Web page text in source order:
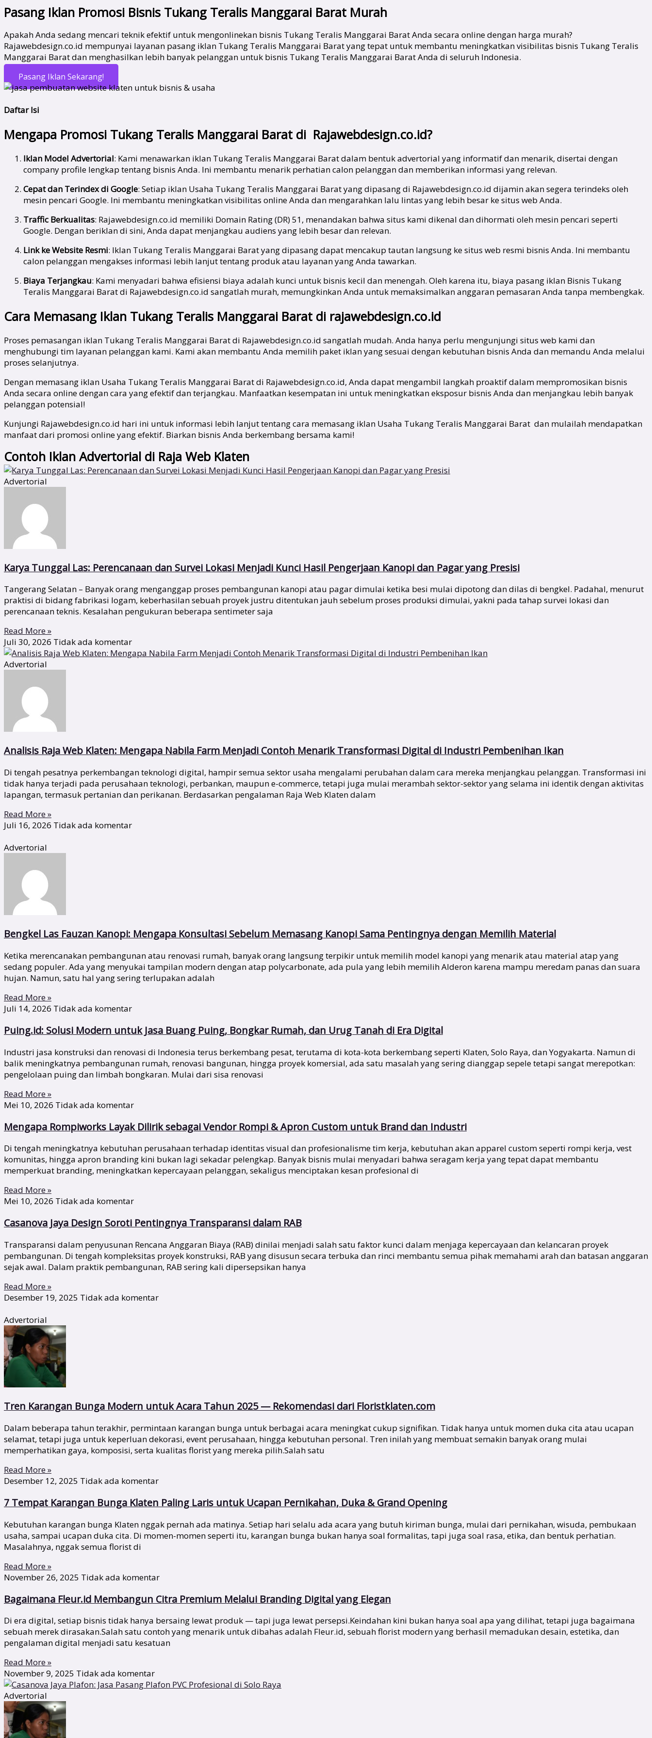
Pasang Iklan Promosi Bisnis Tukang Teralis Manggarai Barat Murah
Apakah Anda sedang mencari teknik efektif untuk mengonlinekan bisnis Tukang Teralis Manggarai Barat Anda secara online dengan harga murah?
Rajawebdesign.co.id mempunyai layanan pasang iklan Tukang Teralis Manggarai Barat yang tepat untuk membantu meningkatkan visibilitas bisnis Tukang Teralis
Manggarai Barat dan menghasilkan lebih banyak pelanggan untuk bisnis Tukang Teralis Manggarai Barat Anda di seluruh Indonesia.
Pasang Iklan Sekarang!
Daftar Isi
Mengapa Promosi Tukang Teralis Manggarai Barat di Rajawebdesign.co.id?
Iklan Model Advertorial: Kami menawarkan iklan Tukang Teralis Manggarai Barat dalam bentuk advertorial yang informatif dan menarik, disertai dengan
company profile lengkap tentang bisnis Anda. Ini membantu menarik perhatian calon pelanggan dan memberikan informasi yang relevan.
Cepat dan Terindex di Google: Setiap iklan Usaha Tukang Teralis Manggarai Barat yang dipasang di Rajawebdesign.co.id dijamin akan segera terindeks oleh
mesin pencari Google. Ini membantu meningkatkan visibilitas online Anda dan mengarahkan lalu lintas yang lebih besar ke situs web Anda.
Traffic Berkualitas: Rajawebdesign.co.id memiliki Domain Rating (DR) 51, menandakan bahwa situs kami dikenal dan dihormati oleh mesin pencari seperti
Google. Dengan beriklan di sini, Anda dapat menjangkau audiens yang lebih besar dan relevan.
Link ke Website Resmi: Iklan Tukang Teralis Manggarai Barat yang dipasang dapat mencakup tautan langsung ke situs web resmi bisnis Anda. Ini membantu
calon pelanggan mengakses informasi lebih lanjut tentang produk atau layanan yang Anda tawarkan.
Biaya Terjangkau: Kami menyadari bahwa efisiensi biaya adalah kunci untuk bisnis kecil dan menengah. Oleh karena itu, biaya pasang iklan Bisnis Tukang
Teralis Manggarai Barat di Rajawebdesign.co.id sangatlah murah, memungkinkan Anda untuk memaksimalkan anggaran pemasaran Anda tanpa membengkak.
Cara Memasang Iklan Tukang Teralis Manggarai Barat di rajawebdesign.co.id
Proses pemasangan iklan Tukang Teralis Manggarai Barat di Rajawebdesign.co.id sangatlah mudah. Anda hanya perlu mengunjungi situs web kami dan
menghubungi tim layanan pelanggan kami. Kami akan membantu Anda memilih paket iklan yang sesuai dengan kebutuhan bisnis Anda dan memandu Anda melalui
proses selanjutnya.
Dengan memasang iklan Usaha Tukang Teralis Manggarai Barat di Rajawebdesign.co.id, Anda dapat mengambil langkah proaktif dalam mempromosikan bisnis
Anda secara online dengan cara yang efektif dan terjangkau. Manfaatkan kesempatan ini untuk meningkatkan eksposur bisnis Anda dan menjangkau lebih banyak
pelanggan potensial!
Kunjungi Rajawebdesign.co.id hari ini untuk informasi lebih lanjut tentang cara memasang iklan Usaha Tukang Teralis Manggarai Barat dan mulailah mendapatkan
manfaat dari promosi online yang efektif. Biarkan bisnis Anda berkembang bersama kami!
Contoh Iklan Advertorial di Raja Web Klaten
Advertorial
Karya Tunggal Las: Perencanaan dan Survei Lokasi Menjadi Kunci Hasil Pengerjaan Kanopi dan Pagar yang Presisi
Tangerang Selatan – Banyak orang menganggap proses pembangunan kanopi atau pagar dimulai ketika besi mulai dipotong dan dilas di bengkel. Padahal, menurut
praktisi di bidang fabrikasi logam, keberhasilan sebuah proyek justru ditentukan jauh sebelum proses produksi dimulai, yakni pada tahap survei lokasi dan
perencanaan teknis. Kesalahan pengukuran beberapa sentimeter saja
Read More »
Juli 30, 2026 Tidak ada komentar
Advertorial
Analisis Raja Web Klaten: Mengapa Nabila Farm Menjadi Contoh Menarik Transformasi Digital di Industri Pembenihan Ikan
Di tengah pesatnya perkembangan teknologi digital, hampir semua sektor usaha mengalami perubahan dalam cara mereka menjangkau pelanggan. Transformasi ini
tidak hanya terjadi pada perusahaan teknologi, perbankan, maupun e-commerce, tetapi juga mulai merambah sektor-sektor yang selama ini identik dengan aktivitas
lapangan, termasuk pertanian dan perikanan. Berdasarkan pengalaman Raja Web Klaten dalam
Read More »
Juli 16, 2026 Tidak ada komentar
Advertorial
Bengkel Las Fauzan Kanopi: Mengapa Konsultasi Sebelum Memasang Kanopi Sama Pentingnya dengan Memilih Material
Ketika merencanakan pembangunan atau renovasi rumah, banyak orang langsung terpikir untuk memilih model kanopi yang menarik atau material atap yang
sedang populer. Ada yang menyukai tampilan modern dengan atap polycarbonate, ada pula yang lebih memilih Alderon karena mampu meredam panas dan suara
hujan. Namun, satu hal yang sering terlupakan adalah
Read More »
Juli 14, 2026 Tidak ada komentar
Puing.id: Solusi Modern untuk Jasa Buang Puing, Bongkar Rumah, dan Urug Tanah di Era Digital
Industri jasa konstruksi dan renovasi di Indonesia terus berkembang pesat, terutama di kota-kota berkembang seperti Klaten, Solo Raya, dan Yogyakarta. Namun di
balik meningkatnya pembangunan rumah, renovasi bangunan, hingga proyek komersial, ada satu masalah yang sering dianggap sepele tetapi sangat merepotkan:
pengelolaan puing dan limbah bongkaran. Mulai dari sisa renovasi
Read More »
Mei 10, 2026 Tidak ada komentar
Mengapa Rompiworks Layak Dilirik sebagai Vendor Rompi & Apron Custom untuk Brand dan Industri
Di tengah meningkatnya kebutuhan perusahaan terhadap identitas visual dan profesionalisme tim kerja, kebutuhan akan apparel custom seperti rompi kerja, vest
komunitas, hingga apron branding kini bukan lagi sekadar pelengkap. Banyak bisnis mulai menyadari bahwa seragam kerja yang tepat dapat membantu
memperkuat branding, meningkatkan kepercayaan pelanggan, sekaligus menciptakan kesan profesional di
Read More »
Mei 10, 2026 Tidak ada komentar
Casanova Jaya Design Soroti Pentingnya Transparansi dalam RAB
Transparansi dalam penyusunan Rencana Anggaran Biaya (RAB) dinilai menjadi salah satu faktor kunci dalam menjaga kepercayaan dan kelancaran proyek
pembangunan. Di tengah kompleksitas proyek konstruksi, RAB yang disusun secara terbuka dan rinci membantu semua pihak memahami arah dan batasan anggaran
sejak awal. Dalam praktik pembangunan, RAB sering kali dipersepsikan hanya
Read More »
Desember 19, 2025 Tidak ada komentar
Advertorial
Tren Karangan Bunga Modern untuk Acara Tahun 2025 — Rekomendasi dari Floristklaten.com
Dalam beberapa tahun terakhir, permintaan karangan bunga untuk berbagai acara meningkat cukup signifikan. Tidak hanya untuk momen duka cita atau ucapan
selamat, tetapi juga untuk keperluan dekorasi, event perusahaan, hingga kebutuhan personal. Tren inilah yang membuat semakin banyak orang mulai
memperhatikan gaya, komposisi, serta kualitas florist yang mereka pilih.Salah satu
Read More »
Desember 12, 2025 Tidak ada komentar
7 Tempat Karangan Bunga Klaten Paling Laris untuk Ucapan Pernikahan, Duka & Grand Opening
Kebutuhan karangan bunga Klaten nggak pernah ada matinya. Setiap hari selalu ada acara yang butuh kiriman bunga, mulai dari pernikahan, wisuda, pembukaan
usaha, sampai ucapan duka cita. Di momen-momen seperti itu, karangan bunga bukan hanya soal formalitas, tapi juga soal rasa, etika, dan bentuk perhatian.
Masalahnya, nggak semua florist di
Read More »
November 26, 2025 Tidak ada komentar
Bagaimana Fleur.id Membangun Citra Premium Melalui Branding Digital yang Elegan
Di era digital, setiap bisnis tidak hanya bersaing lewat produk — tapi juga lewat persepsi.Keindahan kini bukan hanya soal apa yang dilihat, tetapi juga bagaimana
sebuah merek dirasakan.Salah satu contoh yang menarik untuk dibahas adalah Fleur.id, sebuah florist modern yang berhasil memadukan desain, estetika, dan
pengalaman digital menjadi satu kesatuan
Read More »
November 9, 2025 Tidak ada komentar
Advertorial